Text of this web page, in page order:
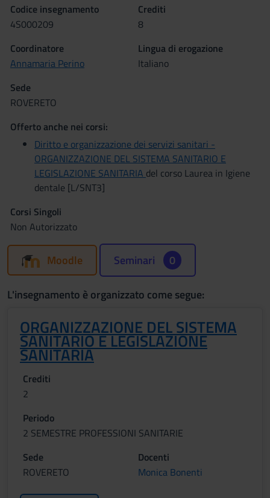
Codice insegnamento
4S000209
Crediti
8
Coordinatore
Annamaria Perino
Lingua di erogazione
Italiano
Sede
ROVERETO
Offerto anche nei corsi:
Diritto e organizzazione dei servizi sanitari -
ORGANIZZAZIONE DEL SISTEMA SANITARIO E
LEGISLAZIONE SANITARIA del corso Laurea in Igiene
dentale [L/SNT3]
Corsi Singoli
Non Autorizzato
Moodle Seminari 0
L'insegnamento è organizzato come segue:
ORGANIZZAZIONE DEL SISTEMA
SANITARIO E LEGISLAZIONE
SANITARIA
Crediti
2
Periodo
2 SEMESTRE PROFESSIONI SANITARIE
Sede
ROVERETO
Docenti
Monica Bonenti